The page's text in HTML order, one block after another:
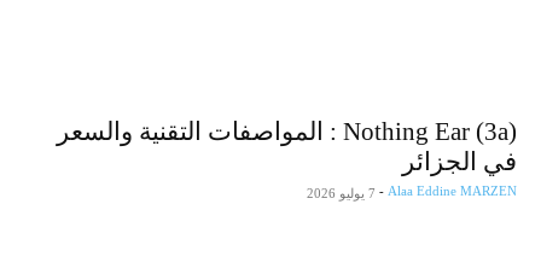
Nothing Ear (3a) : المواصفات التقنية والسعر
في الجزائر
Alaa Eddine MARZEN
- 7 يوليو 2026